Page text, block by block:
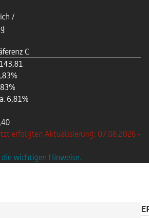
/
C
143,81
6,81%
erfolgten Aktualisierung: 07.08.2026 -
wichtigen Hinweise.